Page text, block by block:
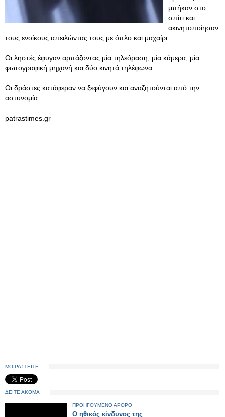
μπήκαν στο...
σπίτι και
ακινητοποίησαν
τους ενοίκους απειλώντας τους με όπλο και μαχαίρι.
Οι ληστές έφυγαν αρπάζοντας μία τηλεόραση, μία κάμερα, μία
φωτογραφική μηχανή και δύο κινητά τηλέφωνα.
Οι δράστες κατάφεραν να ξεφύγουν και αναζητούνται από την
αστυνομία.
patrastimes.gr
ΜΟΙΡΑΣΤΕΙΤΕ
ΔΕΙΤΕ ΑΚΟΜΑ
ΠΡΟΗΓΟΥΜΕΝΟ ΑΡΘΡΟ
Ο ηθικός κίνδυνος της